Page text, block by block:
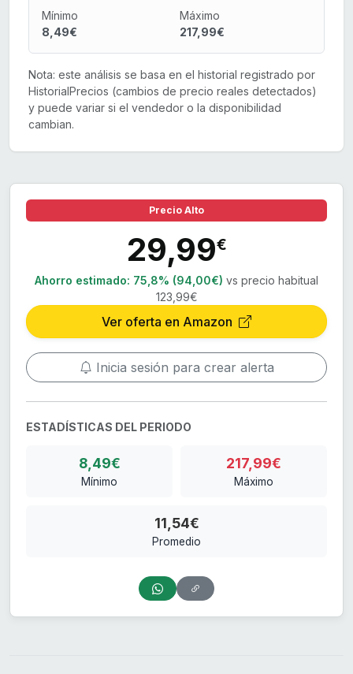
Mínimo
8,49€
Máximo
217,99€
Nota: este análisis se basa en el historial registrado por
HistorialPrecios (cambios de precio reales detectados)
y puede variar si el vendedor o la disponibilidad
cambian.
Precio Alto
29,99€
Ahorro estimado: 75,8% (94,00€) vs precio habitual
123,99€
Ver oferta en Amazon
Inicia sesión para crear alerta
ESTADÍSTICAS DEL PERIODO
8,49€
Mínimo
217,99€
Máximo
11,54€
Promedio